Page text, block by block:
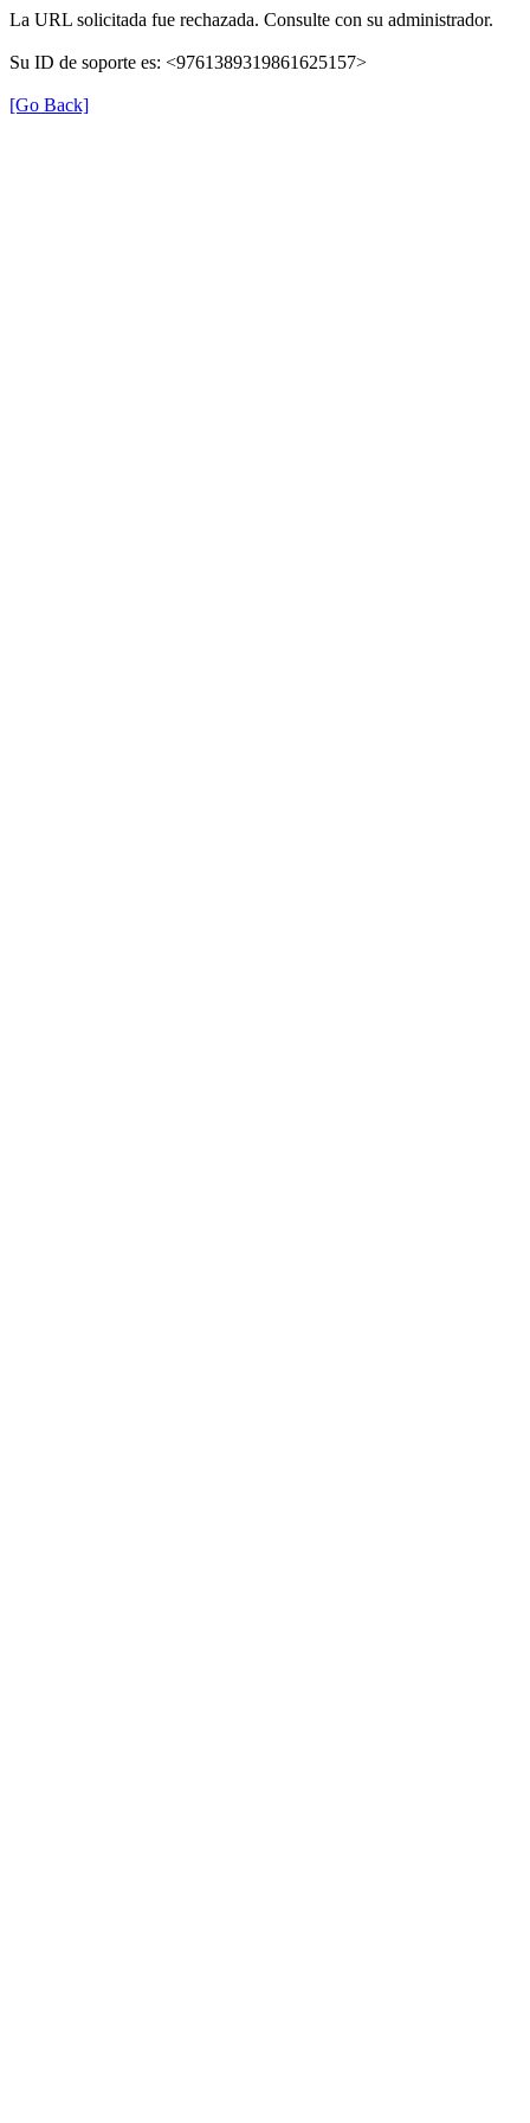
La URL solicitada fue rechazada. Consulte con su administrador.
Su ID de soporte es: <9761389319861625157>
[Go Back]